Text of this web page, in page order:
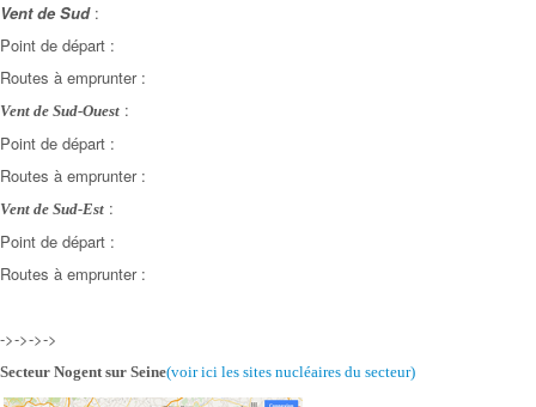
Vent de Sud:
Point de départ :
Routes à emprunter :
Vent de Sud-Ouest :
Point de départ :
Routes à emprunter :
Vent de Sud-Est :
Point de départ :
Routes à emprunter :
->->->->
Secteur Nogent sur Seine(voir ici les sites nucléaires du secteur)